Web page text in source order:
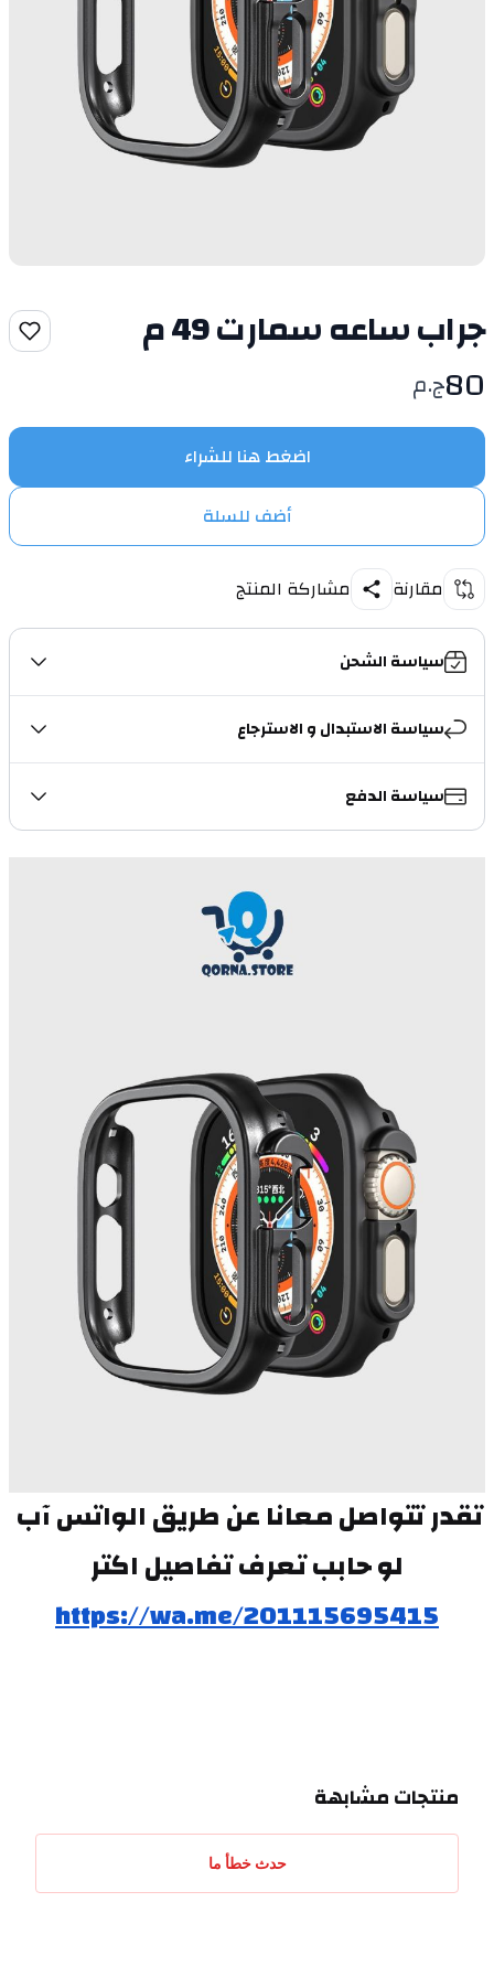
جراب ساعه سمارت 49 م
80ج.م
اضغط هنا للشراء
أضف للسلة
مقارنة مشاركة المنتج
سياسة الشحن
سياسة الاستبدال و الاسترجاع
سياسة الدفع
لو حابب تعرف تفاصيل اكتر
https://wa.me/201115695415
منتجات مشابهة
حدث خطأ ما